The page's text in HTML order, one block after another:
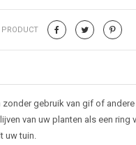
PRODUCT
gebruik van gif of
van uw planten als een
uw tuin.